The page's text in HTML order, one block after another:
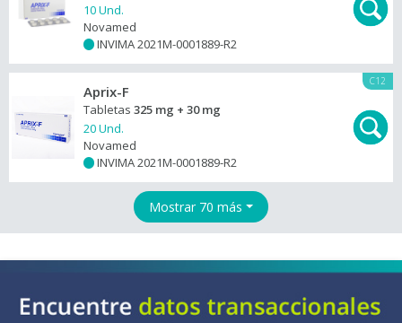
10 Und.
Novamed
INVIMA 2021M-0001889-R2
C12
Aprix-F
Tabletas 325 mg + 30 mg
20 Und.
Novamed
INVIMA 2021M-0001889-R2
Mostrar 70 más